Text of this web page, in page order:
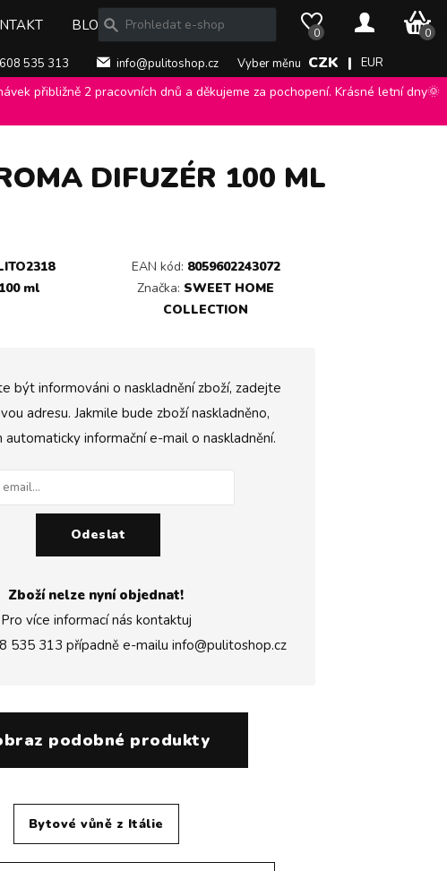
535 313 info@pulitoshop.cz Vyber měnu CZK | EUR
BLOG 0 0
0 Kč
přibližně 2 pracovních dnů a děkujeme za pochopení. Krásné letní dny🌞
Home Legni Orientali vánoční aroma difuzér 100 ml
DIFUZÉR 100 ML
EAN kód: 8059602243072
100 ml Značka: SWEET HOME
COLLECTION
být informováni o naskladnění zboží, zadejte
adresu. Jakmile bude zboží naskladněno,
informační e-mail o naskladnění.
Odeslat
Zboží nelze nyní objednat!
Pro více informací nás kontaktuj
535 313 případně e-mailu info@pulitoshop.cz
podobné produkty
Bytové vůně z Itálie